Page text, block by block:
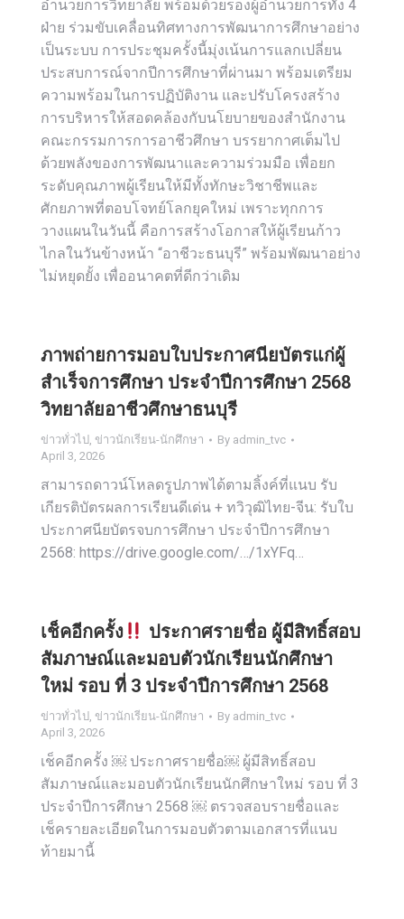
อำนวยการวิทยาลัย พร้อมด้วยรองผู้อำนวยการทั้ง 4
ฝ่าย ร่วมขับเคลื่อนทิศทางการพัฒนาการศึกษาอย่าง
เป็นระบบ การประชุมครั้งนี้มุ่งเน้นการแลกเปลี่ยน
ประสบการณ์จากปีการศึกษาที่ผ่านมา พร้อมเตรียม
ความพร้อมในการปฏิบัติงาน และปรับโครงสร้าง
การบริหารให้สอดคล้องกับนโยบายของสำนักงาน
คณะกรรมการการอาชีวศึกษา บรรยากาศเต็มไป
ด้วยพลังของการพัฒนาและความร่วมมือ เพื่อยก
ระดับคุณภาพผู้เรียนให้มีทั้งทักษะวิชาชีพและ
ศักยภาพที่ตอบโจทย์โลกยุคใหม่ เพราะทุกการ
วางแผนในวันนี้ คือการสร้างโอกาสให้ผู้เรียนก้าว
ไกลในวันข้างหน้า “อาชีวะธนบุรี” พร้อมพัฒนาอย่าง
ไม่หยุดยั้ง เพื่ออนาคตที่ดีกว่าเดิม
ภาพถ่ายการมอบใบประกาศนียบัตรแก่ผู้
สำเร็จการศึกษา ประจำปีการศึกษา 2568
วิทยาลัยอาชีวศึกษาธนบุรี
ข่าวทั่วไป, ข่าวนักเรียน-นักศึกษา By admin_tvc
April 3, 2026
สามารถดาวน์โหลดรูปภาพได้ตามลิ้งค์ที่แนบ รับ
เกียรติบัตรผลการเรียนดีเด่น + ทวิวุฒิไทย-จีน: รับใบ
ประกาศนียบัตรจบการศึกษา ประจำปีการศึกษา
2568: https://drive.google.com/…/1xYFq…
เช็คอีกครั้ง
ประกาศรายชื่อ ผู้มีสิทธิ์สอบ
สัมภาษณ์และมอบตัวนักเรียนนักศึกษา
ใหม่ รอบ ที่ 3 ประจำปีการศึกษา 2568
ข่าวทั่วไป, ข่าวนักเรียน-นักศึกษา By admin_tvc
April 3, 2026
เช็คอีกครั้ง ￼ ประกาศรายชื่อ￼ ผู้มีสิทธิ์สอบ
สัมภาษณ์และมอบตัวนักเรียนนักศึกษาใหม่ รอบ ที่ 3
ประจำปีการศึกษา 2568 ￼ ตรวจสอบรายชื่อและ
เช็ครายละเอียดในการมอบตัวตามเอกสารที่แนบ
ท้ายมานี้